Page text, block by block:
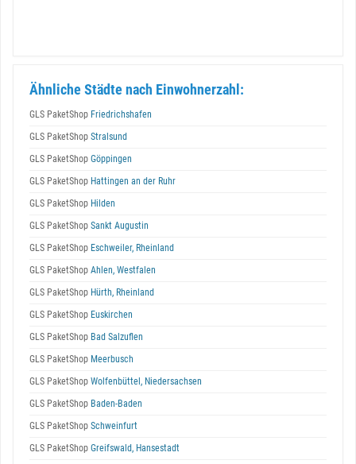
Ähnliche Städte nach Einwohnerzahl:
GLS PaketShop Friedrichshafen
GLS PaketShop Stralsund
GLS PaketShop Göppingen
GLS PaketShop Hattingen an der Ruhr
GLS PaketShop Hilden
GLS PaketShop Sankt Augustin
GLS PaketShop Eschweiler, Rheinland
GLS PaketShop Ahlen, Westfalen
GLS PaketShop Hürth, Rheinland
GLS PaketShop Euskirchen
GLS PaketShop Bad Salzuflen
GLS PaketShop Meerbusch
GLS PaketShop Wolfenbüttel, Niedersachsen
GLS PaketShop Baden-Baden
GLS PaketShop Schweinfurt
GLS PaketShop Greifswald, Hansestadt